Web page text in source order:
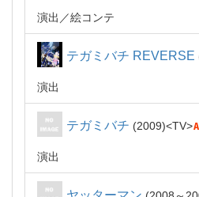
演出
絵コンテ
テガミバチ REVERSE
演出
テガミバチ 2009 TV
演出